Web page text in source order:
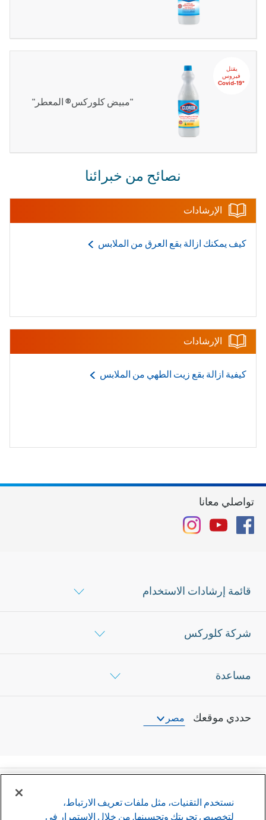
يقتل‬ ‫‫‫‫‏‫
‬‫فيروس
‏*‫Covid-19
"مبيض كلوركس® المعطر"
نصائح من خبرائنا
الإرشادات
كيف يمكنك ازالة بقع العرق من الملابس
الإرشادات
كيفية ازالة بقع زيت الطهي من الملابس
قائمة إرشادات الاستخدام
شركة كلوركس
مساعدة
حددي موقعك مصر
تواصلي معانا
Facebook
YouTube
Instagram
شركة كلوركس
وأوافق عليها سياسة الخصوصية
نستخدم التقنيات، مثل ملفات تعريف الارتباط،
لتخصيص تجربتك وتحسينها. من خلال الاستمرار في